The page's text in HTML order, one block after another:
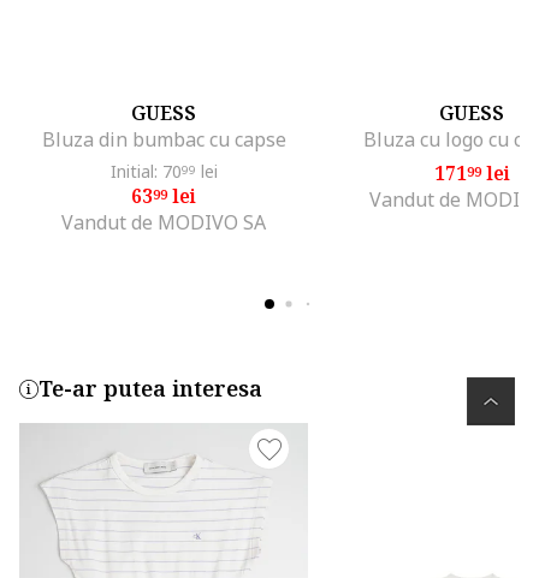
GUESS
Bluza din bumbac cu capse
Initial: 7099 lei
6399lei
Vandut de MODIVO SA
GUESS
Bluza cu logo cu
17199lei
Vandut de
Te-ar putea interesa